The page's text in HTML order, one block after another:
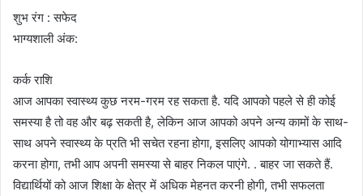
शुभ रंग : सफेद
भाग्यशाली अंक:
कर्क राशि
आज आपका स्वास्थ्य कुछ नरम-गरम रह सकता है. यदि आपको पहले से ही कोई
समस्या है तो वह और बढ़ सकती है, लेकिन आज आपको अपने अन्य कामों के साथ-
साथ अपने स्वास्थ्य के प्रति भी सचेत रहना होगा, इसलिए आपको योगाभ्यास आदि
करना होगा, तभी आप अपनी समस्या से बाहर निकल पाएंगे. . बाहर जा सकते हैं.
विद्यार्थियों को आज शिक्षा के क्षेत्र में अधिक मेहनत करनी होगी, तभी सफलता